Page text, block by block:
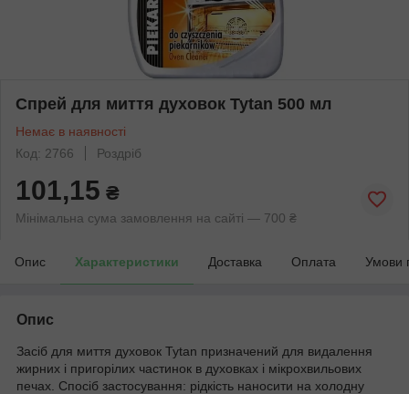
Спрей для миття духовок Tytan 500 мл
Немає в наявності
Код: 2766
Роздріб
101,15 ₴
Мінімальна сума замовлення на сайті — 700 ₴
Опис Характеристики Доставка Оплата Умови
Опис
Засіб для миття духовок Tytan призначений для видалення
жирних і пригорілих частинок в духовках і мікрохвильових
печах. Спосіб застосування: рідкість наносити на холодну